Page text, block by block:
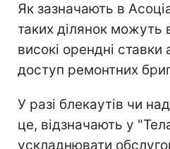
Як зазначають в
таких ділянок можуть
високі орендні
доступ ремонтних
У разі блекаутів чи
це, відзначають у
ускладнювати